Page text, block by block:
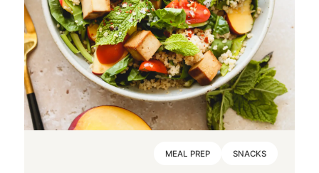
MEAL PREP SNACKS